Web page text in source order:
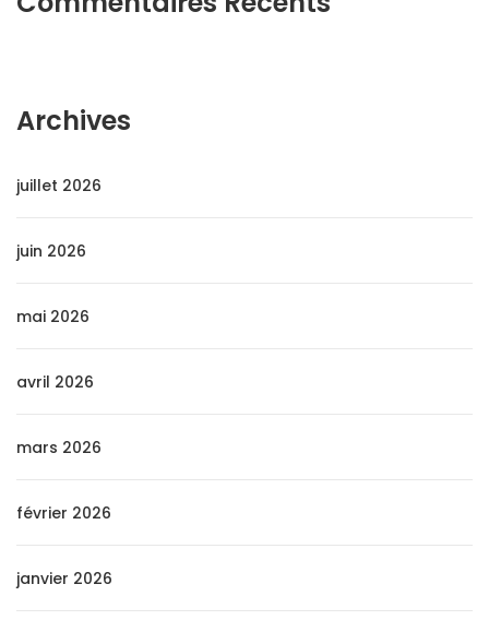
Archives
juillet 2026
juin 2026
mai 2026
avril 2026
mars 2026
février 2026
janvier 2026